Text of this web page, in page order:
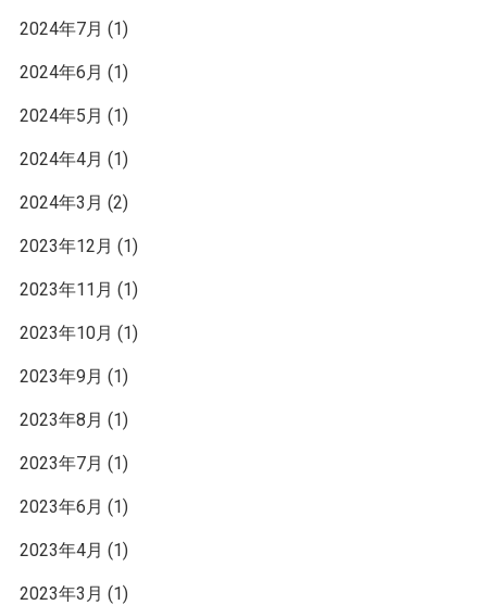
2024年7月 (1)
2024年6月 (1)
2024年5月 (1)
2024年4月 (1)
2024年3月 (2)
2023年12月 (1)
2023年11月 (1)
2023年10月 (1)
2023年9月 (1)
2023年8月 (1)
2023年7月 (1)
2023年6月 (1)
2023年4月 (1)
2023年3月 (1)